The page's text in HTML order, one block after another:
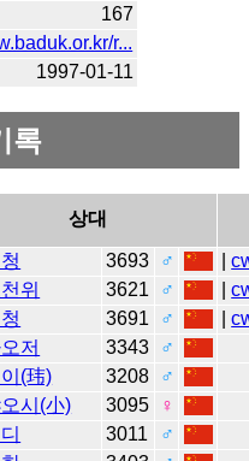
167
r...
1997-01-11
록
상대
3693 ♂ |
위 3621 ♂ |
3691 ♂ |
저 3343
♂
(玮) 3208
♂
시(小) 3095
♀
3011
♂